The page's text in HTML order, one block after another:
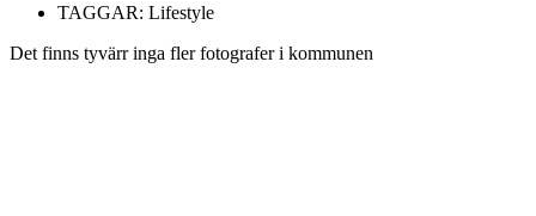
TAGGAR: Lifestyle
Det finns tyvärr inga fler fotografer i kommunen